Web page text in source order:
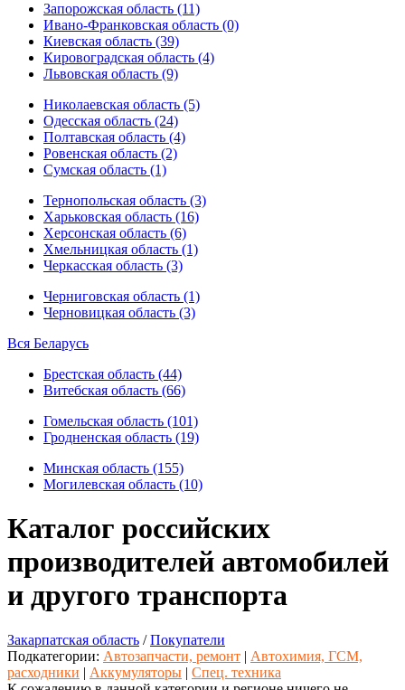
Запорожская область (11)
Ивано-Франковская область (0)
Киевская область (39)
Кировоградская область (4)
Львовская область (9)
Николаевская область (5)
Одесская область (24)
Полтавская область (4)
Ровенская область (2)
Сумская область (1)
Тернопольская область (3)
Харьковская область (16)
Херсонская область (6)
Хмельницкая область (1)
Черкасская область (3)
Черниговская область (1)
Черновицкая область (3)
Вся Беларусь
Брестская область (44)
Витебская область (66)
Гомельская область (101)
Гродненская область (19)
Минская область (155)
Могилевская область (10)
Каталог российских
производителей автомобилей
и другого транспорта
Закарпатская область /Покупатели
Подкатегории: Автозапчасти, ремонт | Автохимия, ГСМ,
расходники | Аккумуляторы | Спец. техника